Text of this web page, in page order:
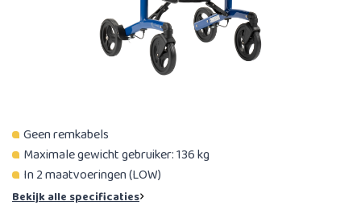
Geen remkabels
Maximale gewicht gebruiker: 136 kg
In 2 maatvoeringen (LOW)
Bekijk alle specificaties